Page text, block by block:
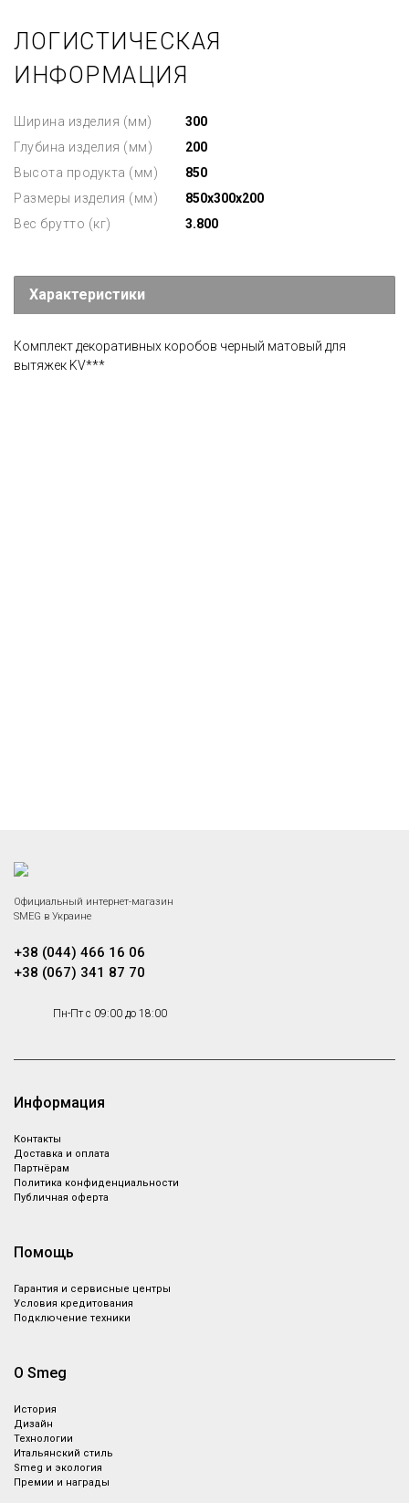
ЛОГИСТИЧЕСКАЯ
ИНФОРМАЦИЯ
Ширина изделия (мм)
300
Глубина изделия (мм)
200
Высота продукта (мм)
850
Размеры изделия (мм)
850x300x200
Вес брутто (кг)
3.800
Характеристики
Комплект декоративных коробов черный матовый для
вытяжек KV***
Официальный интернет-магазин
SMEG в Украине
+38 (044) 466 16 06
+38 (067) 341 87 70
Пн-Пт с 09:00 до 18:00
Информация
Контакты
Доставка и оплата
Партнёрам
Политика конфиденциальности
Публичная оферта
Помощь
Гарантия и сервисные центры
Условия кредитования
Подключение техники
О Smeg
История
Дизайн
Технологии
Итальянский стиль
Smeg и экология
Премии и награды